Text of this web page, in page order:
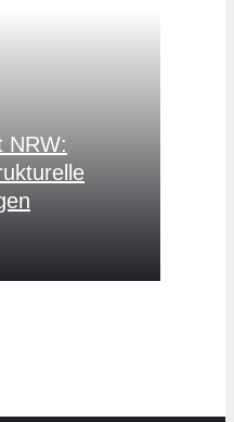
NRW: